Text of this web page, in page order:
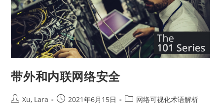
带外和内联网络安全
Xu, Lara 2021年6月15日 网络可视化术语解析